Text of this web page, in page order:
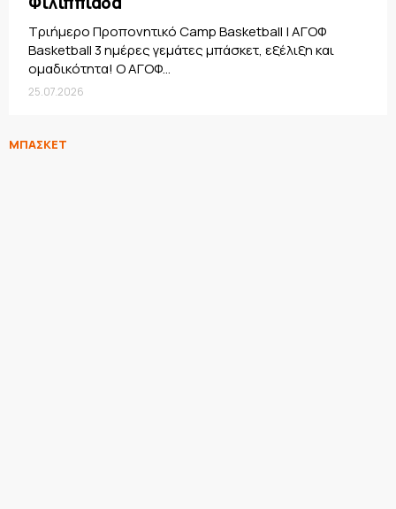
Τριήμερο Προπονητικό Camp Basketball | ΑΓΟΦ
Basketball 3 ημέρες γεμάτες μπάσκετ, εξέλιξη και
ομαδικότητα! Ο ΑΓΟΦ...
25.07.2026
ΜΠΑΣΚΕΤ